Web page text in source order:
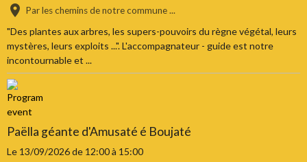
Par les chemins de notre commune ...
"Des plantes aux arbres, les supers-pouvoirs du règne végétal, leurs
mystères, leurs exploits ...". L'accompagnateur - guide est notre
incontournable et ...
Paëlla géante d'Amusaté é Boujaté
Le 13/09/2026de 12:00à 15:00